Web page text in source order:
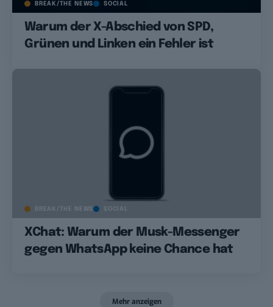
BREAK/THE NEWS SOCIAL
Warum der X-Abschied von SPD,
Grünen und Linken ein Fehler ist
BREAK/THE NEWS SOCIAL
XChat: Warum der Musk-Messenger
gegen WhatsApp keine Chance hat
Mehr anzeigen